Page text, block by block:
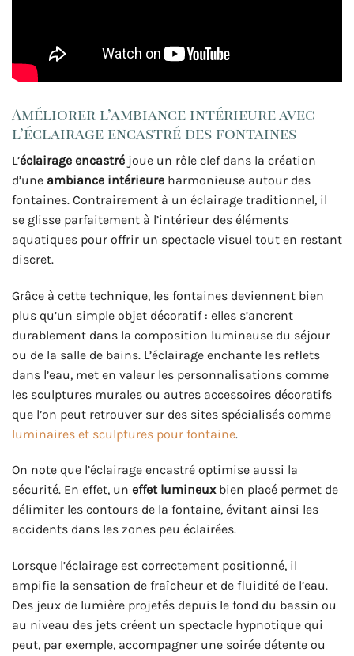
Améliorer l’ambiance intérieure avec
l’éclairage encastré des fontaines
L’éclairage encastré joue un rôle clef dans la création
d’une ambiance intérieure harmonieuse autour des
fontaines. Contrairement à un éclairage traditionnel, il
se glisse parfaitement à l’intérieur des éléments
aquatiques pour offrir un spectacle visuel tout en restant
discret.
Grâce à cette technique, les fontaines deviennent bien
plus qu’un simple objet décoratif : elles s’ancrent
durablement dans la composition lumineuse du séjour
ou de la salle de bains. L’éclairage enchante les reflets
dans l’eau, met en valeur les personnalisations comme
les sculptures murales ou autres accessoires décoratifs
que l’on peut retrouver sur des sites spécialisés comme
luminaires et sculptures pour fontaine.
On note que l’éclairage encastré optimise aussi la
sécurité. En effet, un effet lumineuxbien placé permet de
délimiter les contours de la fontaine, évitant ainsi les
accidents dans les zones peu éclairées.
Lorsque l’éclairage est correctement positionné, il
ampifie la sensation de fraîcheur et de fluidité de l’eau.
Des jeux de lumière projetés depuis le fond du bassin ou
au niveau des jets créent un spectacle hypnotique qui
peut, par exemple, accompagner une soirée détente ou